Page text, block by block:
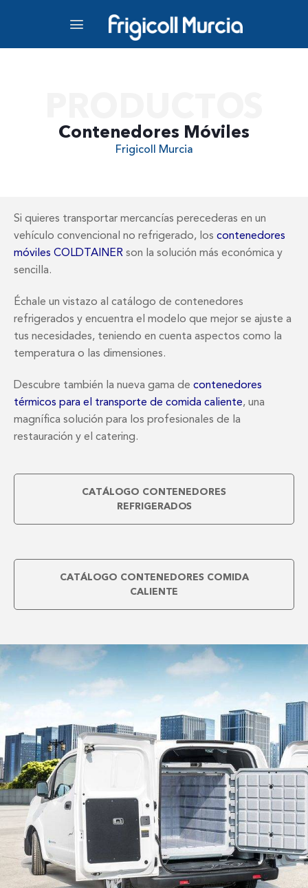
Contenedores Móviles
Frigicoll Murcia
Si quieres transportar mercancías perecederas en un
vehículo convencional no refrigerado, los contenedores
móviles COLDTAINER son la solución más económica y
sencilla.
Échale un vistazo al catálogo de contenedores
refrigerados y encuentra el modelo que mejor se ajuste a
tus necesidades, teniendo en cuenta aspectos como la
temperatura o las dimensiones.
Descubre también la nueva gama de contenedores
térmicos para el transporte de comida caliente, una
magnífica solución para los profesionales de la
restauración y el catering.
CATÁLOGO CONTENEDORES
REFRIGERADOS
CATÁLOGO CONTENEDORES COMIDA
CALIENTE